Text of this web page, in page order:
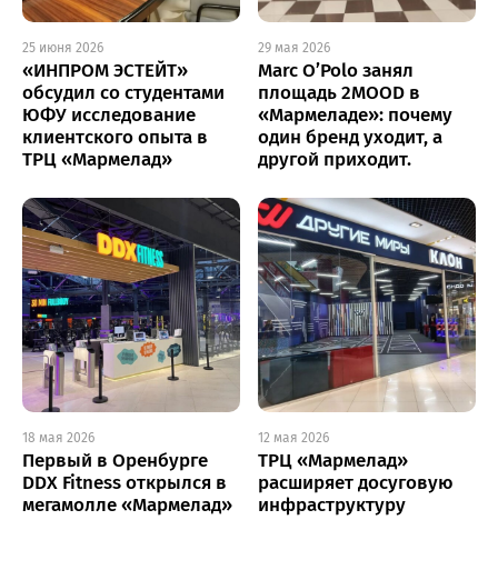
25 июня 2026
«ИНПРОМ ЭСТЕЙТ»
обсудил со студентами
ЮФУ исследование
клиентского опыта в
ТРЦ «Мармелад»
29 мая 2026
Marc O’Polo занял
площадь 2MOOD в
«Мармеладе»: почему
один бренд уходит, а
другой приходит.
18 мая 2026
Первый в Оренбурге
DDX Fitness открылся в
мегамолле «Мармелад»
12 мая 2026
ТРЦ «Мармелад»
расширяет досуговую
инфраструктуру